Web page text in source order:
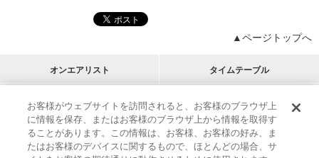
▲ページトップへ
オンエアリスト タイムテーブル
プログラムリスト チャート
アーティストリスト
M-ON!
RECOMMEND
リクエスト
お客様がウェブサイトを訪問されると、お客様のブラウザ上
に情報を保存、またはお客様のブラウザ上から情報を取得す
ることがあります。この情報は、お客様、お客様の好み、ま
たはお客様のデバイスに関するもので、ほとんどの場合、サ